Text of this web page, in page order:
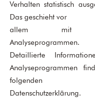
Verhalten statistisch
Das geschieht vor
allem mit
Analyseprogrammen.
Detaillierte
Analyseprogrammen
folgenden
Datenschutzerklärung.